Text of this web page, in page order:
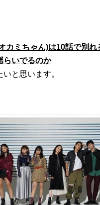
カミちゃん)は10話で別れ
らいでるのか
と思います。